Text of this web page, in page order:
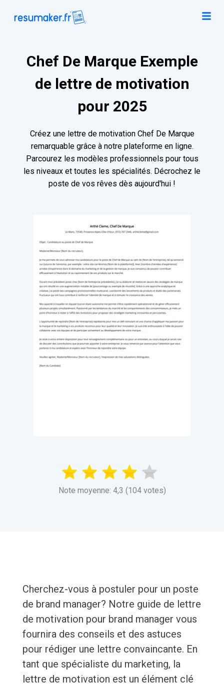
Chef De Marque Exemple
de lettre de motivation
pour 2025
Créez une lettre de motivation Chef De Marque
remarquable grâce à notre plateforme en ligne.
Parcourez les modèles professionnels pour tous
les niveaux et toutes les spécialités. Décrochez le
poste de vos rêves dès aujourd'hui !
Note moyenne: 4,3 (104 votes)
Cherchez-vous à postuler pour un poste
de brand manager? Notre guide de lettre
de motivation pour brand manager vous
fournira des conseils et des astuces
pour rédiger une lettre convaincante. En
tant que spécialiste du marketing, la
lettre de motivation est un élément clé